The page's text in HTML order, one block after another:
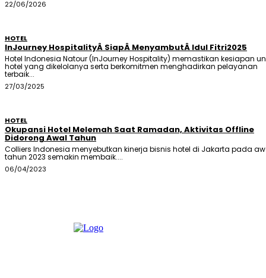
22/06/2026
HOTEL
InJourney HospitalityÂ SiapÂ MenyambutÂ Idul Fitri2025
Hotel Indonesia Natour (InJourney Hospitality) memastikan kesiapan
hotel yang dikelolanya serta berkomitmen menghadirkan pelayanan
terbaik...
27/03/2025
HOTEL
Okupansi Hotel Melemah Saat Ramadan, Aktivitas Offline
Didorong Awal Tahun
Colliers Indonesia menyebutkan kinerja bisnis hotel di Jakarta pada
tahun 2023 semakin membaik....
06/04/2023